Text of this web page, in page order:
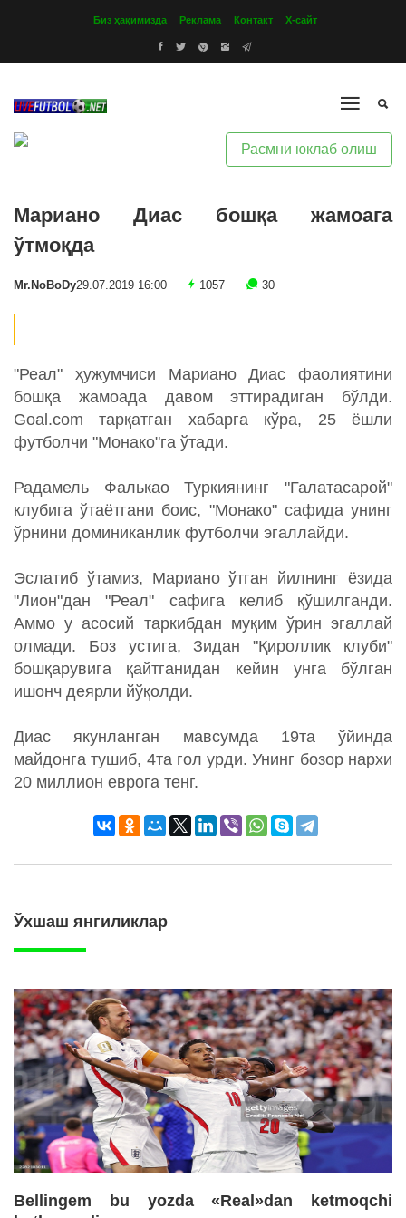
Биз ҳақимизда Реклама Контакт Х-сайт
Расмни юклаб олиш
Мариано Диас бошқа жамоага
ўтмоқда
Mr.NoBoDy29.07.2019 16:00 1057 30
"Реал" ҳужумчиси Мариано Диас фаолиятини
бошқа жамоада давом эттирадиган бўлди.
Goal.com тарқатган хабарга кўра, 25 ёшли
футболчи "Монако"га ўтади.
Радамель Фалькао Туркиянинг "Галатасарой"
клубига ўтаётгани боис, "Монако" сафида унинг
ўрнини доминиканлик футболчи эгаллайди.
Эслатиб ўтамиз, Мариано ўтган йилнинг ёзида
"Лион"дан "Реал" сафига келиб қўшилганди.
Аммо у асосий таркибдан муқим ўрин эгаллай
олмади. Боз устига, Зидан "Қироллик клуби"
бошқарувига қайтганидан кейин унга бўлган
ишонч деярли йўқолди.
Диас якунланган мавсумда 19та ўйинда
майдонга тушиб, 4та гол урди. Унинг бозор нархи
20 миллион еврога тенг.
Ўхшаш янгиликлар
Bellingem bu yozda «Real»dan ketmoqchi